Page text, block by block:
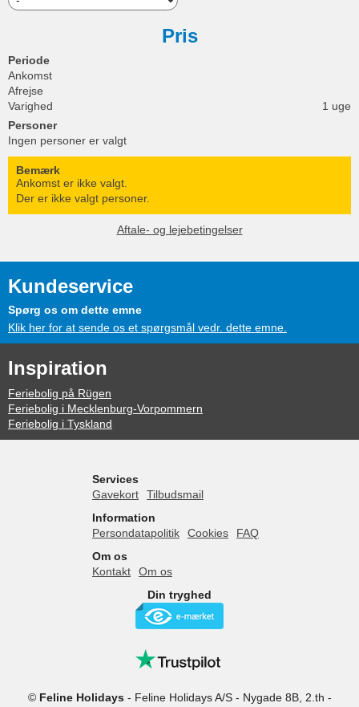
Pris
Periode
Ankomst
Afrejse
Varighed
1 uge
Personer
Ingen personer er valgt
Bemærk
Ankomst er ikke valgt.
Der er ikke valgt personer.
Aftale- og lejebetingelser
Kundeservice
Spørg os om dette emne
Klik her for at sende os et spørgsmål vedr. dette emne.
Inspiration
Feriebolig på Rügen
Feriebolig i Mecklenburg-Vorpommern
Feriebolig i Tyskland
Services
Gavekort
Tilbudsmail
Information
Persondatapolitik
Cookies
FAQ
Om os
Kontakt
Om os
Din tryghed
© Feline Holidays- Feline Holidays A/S- Nygade 8B, 2.th -